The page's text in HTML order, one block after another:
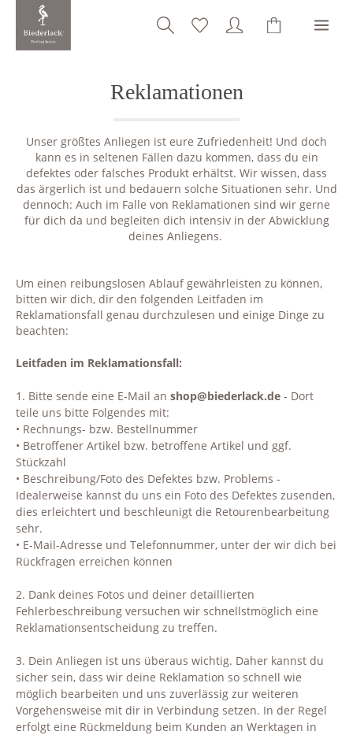
springen
Reklamationen
Unser größtes Anliegen ist eure Zufriedenheit! Und doch
kann es in seltenen Fällen dazu kommen, dass du ein
defektes oder falsches Produkt erhältst. Wir wissen, dass
das ärgerlich ist und bedauern solche Situationen sehr. Und
dennoch: Auch im Falle von Reklamationen sind wir gerne
für dich da und begleiten dich intensiv in der Abwicklung
deines Anliegens.
Um einen reibungslosen Ablauf gewährleisten zu können,
bitten wir dich, dir den folgenden Leitfaden im
Reklamationsfall genau durchzulesen und einige Dinge zu
beachten:
Leitfaden im Reklamationsfall:
1. Bitte sende eine E-Mail an shop@biederlack.de - Dort
teile uns bitte Folgendes mit:
• Rechnungs- bzw. Bestellnummer
• Betroffener Artikel bzw. betroffene Artikel und ggf.
Stückzahl
• Beschreibung/Foto des Defektes bzw. Problems -
Idealerweise kannst du uns ein Foto des Defektes zusenden,
dies erleichtert und beschleunigt die Retourenbearbeitung
sehr.
• E-Mail-Adresse und Telefonnummer, unter der wir dich bei
Rückfragen erreichen können
2. Dank deines Fotos und deiner detaillierten
Fehlerbeschreibung versuchen wir schnellstmöglich eine
Reklamationsentscheidung zu treffen.
3. Dein Anliegen ist uns überaus wichtig. Daher kannst du
sicher sein, dass wir deine Reklamation so schnell wie
möglich bearbeiten und uns zuverlässig zur weiteren
Vorgehensweise mit dir in Verbindung setzen. In der Regel
erfolgt eine Rückmeldung beim Kunden an Werktagen in